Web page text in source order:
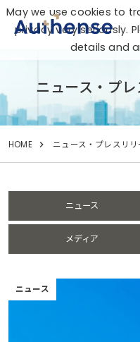
ニュース・プ
HOME ニュース・プレスリ
ニュース
メディア
ニュース
May we use cookies to
privacy very seriously.
details and